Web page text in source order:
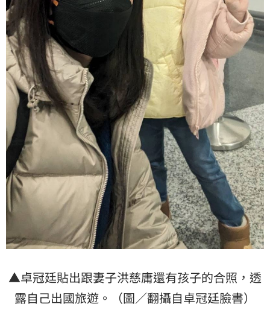
▲卓冠廷貼出跟妻子洪慈庸還有孩子的合照，透
露自己出國旅遊。（圖／翻攝自卓冠廷臉書）